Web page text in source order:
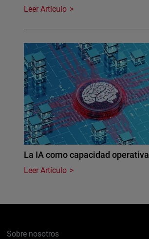
Leer Artículo
La IA como capacidad operativa
Leer Artículo
Sobre nosotros